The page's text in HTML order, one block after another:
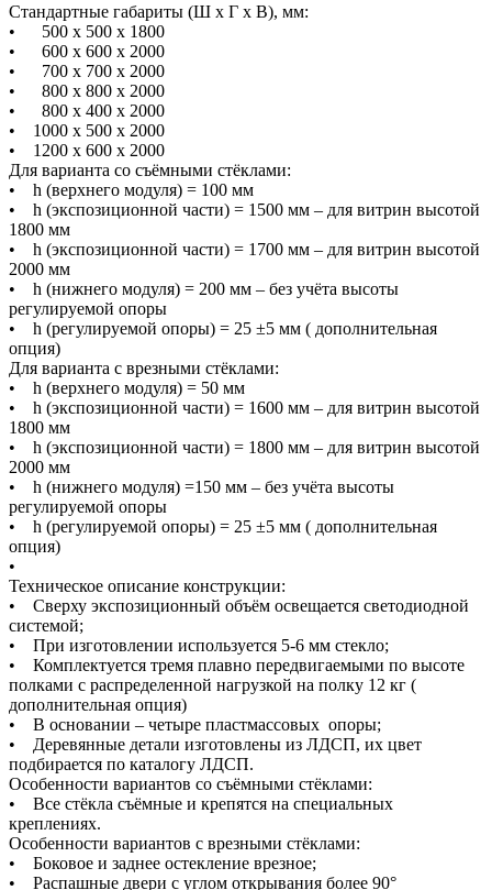
Стандартные габариты (Ш х Г х В), мм:
• 500 х 500 х 1800
• 600 х 600 х 2000
• 700 х 700 х 2000
• 800 х 800 х 2000
• 800 х 400 х 2000
• 1000 х 500 х 2000
• 1200 х 600 х 2000
Для варианта со съёмными стёклами:
• h (верхнего модуля) = 100 мм
• h (экспозиционной части) = 1500 мм – для витрин высотой
1800 мм
• h (экспозиционной части) = 1700 мм – для витрин высотой
2000 мм
• h (нижнего модуля) = 200 мм – без учёта высоты
регулируемой опоры
• h (регулируемой опоры) = 25 ±5 мм ( дополнительная
опция)
Для варианта с врезными стёклами:
• h (верхнего модуля) = 50 мм
• h (экспозиционной части) = 1600 мм – для витрин высотой
1800 мм
• h (экспозиционной части) = 1800 мм – для витрин высотой
2000 мм
• h (нижнего модуля) =150 мм – без учёта высоты
регулируемой опоры
• h (регулируемой опоры) = 25 ±5 мм ( дополнительная
опция)
•
Техническое описание конструкции:
• Сверху экспозиционный объём освещается светодиодной
системой;
• При изготовлении используется 5-6 мм стекло;
• Комплектуется тремя плавно передвигаемыми по высоте
полками с распределенной нагрузкой на полку 12 кг (
дополнительная опция)
• В основании – четыре пластмассовых опоры;
• Деревянные детали изготовлены из ЛДСП, их цвет
подбирается по каталогу ЛДСП.
Особенности вариантов со съёмными стёклами:
• Все стёкла съёмные и крепятся на специальных
креплениях.
Особенности вариантов с врезными стёклами:
• Боковое и заднее остекление врезное;
• Распашные двери с углом открывания более 90°